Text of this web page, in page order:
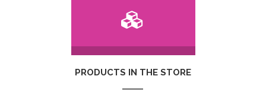
PRODUCTS IN THE STORE